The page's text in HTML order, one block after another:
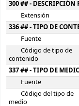
300 ## - DESCRIPCIÓN
Extensión
336 ## - TIPO DE
Fuente
Código de tipo de
contenido
337 ## - TIPO DE
Fuente
Código del tipo de
medio